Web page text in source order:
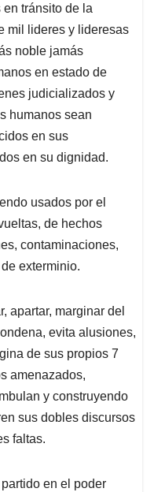
tránsito de la
mil lideres y lideresas
noble jamás
en estado de
judicializados y
humanos sean
en sus
en su dignidad.
usados por el
de hechos
contaminaciones,
exterminio.
apartar, marginar del
evita alusiones,
de sus propios 7
amenazados,
y construyendo
sus dobles discursos
faltas.
en el poder